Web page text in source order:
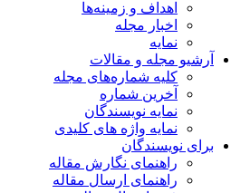
اهداف و زمینه‌ها
اخبار مجله
نمایه
آرشیو مجله و مقالات
کلیه شماره‌های مجله
آخرین شماره
نمایه نویسندگان
نمایه واژه های کلیدی
برای نویسندگان
راهنمای نگارش مقاله
راهنمای ارسال مقاله